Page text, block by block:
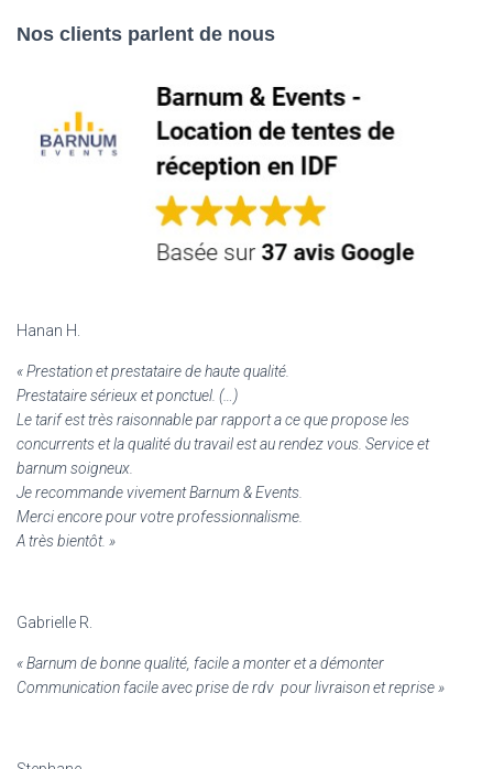
Nos clients parlent de nous
Hanan H.
«Prestation et prestataire de haute qualité.
Prestataire sérieux et ponctuel. (…)
Le tarif est très raisonnable par rapport a ce que propose les
concurrents et la qualité du travail est au rendez vous. Service et
barnum soigneux.
Je recommande vivement Barnum & Events.
Merci encore pour votre professionnalisme.
A très bientôt. »
Gabrielle R.
«Barnum de bonne qualité, facile a monter et a démonter
Communication facile avec prise de rdv pour livraison et reprise »